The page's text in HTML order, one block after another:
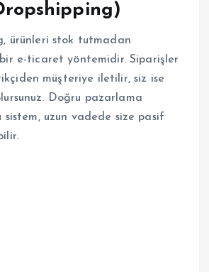
ürünleri stok tutmadan
e-ticaret yöntemidir. Siparişler
müşteriye iletilir, siz ise
Doğru pazarlama
uzun vadede size pasif